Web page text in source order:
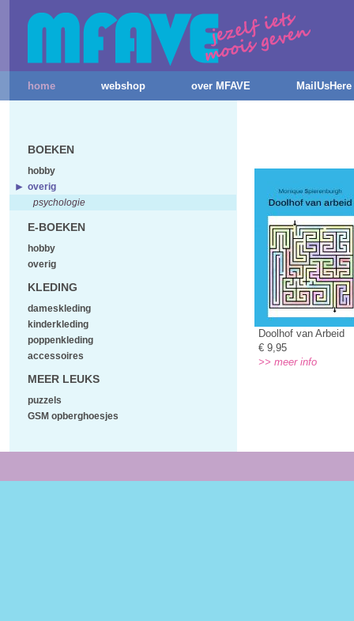
home webshop over MFAVE MailUsHere
Doolhof van Arbeid
€ 9,95
>> meer info
BOEKEN
hobby
overig
psychologie
E-BOEKEN
hobby
overig
KLEDING
dameskleding
kinderkleding
poppenkleding
accessoires
MEER LEUKS
puzzels
GSM opberghoesjes